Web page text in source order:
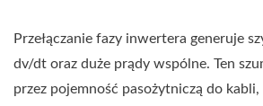
Przełączanie fazy inwertera generuje
dv/dt oraz duże prądy wspólne. Ten
przez pojemność pasożytniczą do